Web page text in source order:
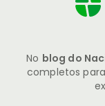
No blog do
completos